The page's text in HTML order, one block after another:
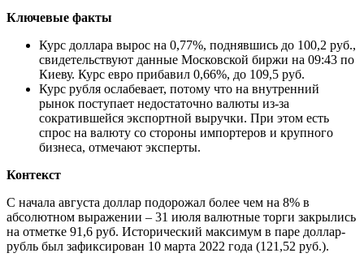
Ключевые факты
Курс доллара вырос на 0,77%, поднявшись до 100,2 руб.,
свидетельствуют данные Московской биржи на 09:43 по
Киеву. Курс евро прибавил 0,66%, до 109,5 руб.
Курс рубля ослабевает, потому что на внутренний
рынок поступает недостаточно валюты из-за
сократившейся экспортной выручки. При этом есть
спрос на валюту со стороны импортеров и крупного
бизнеса, отмечают эксперты.
Контекст
С начала августа доллар подорожал более чем на 8% в
абсолютном выражении – 31 июля валютные торги закрылись
на отметке 91,6 руб. Исторический максимум в паре доллар-
рубль был зафиксирован 10 марта 2022 года (121,52 руб.).